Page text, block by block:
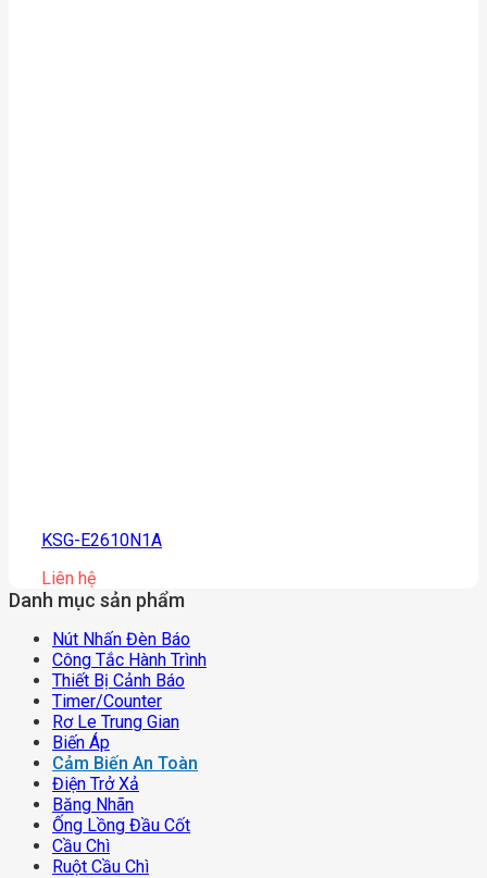
KSG-E2610N1A
Liên hệ
Danh mục sản phẩm
Nút Nhấn Đèn Báo
Công Tắc Hành Trình
Thiết Bị Cảnh Báo
Timer/counter
Rơ Le Trung Gian
Biến Áp
Cảm Biến An Toàn
Điện Trở Xả
Băng Nhãn
Ống Lồng Đầu Cốt
Cầu Chì
Ruột Cầu Chì